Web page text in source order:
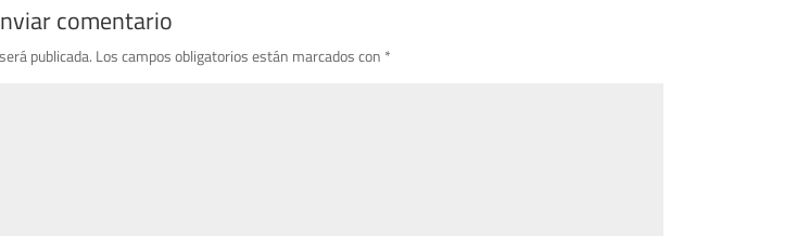
comentario
publicada. Los campos obligatorios están marcados con *